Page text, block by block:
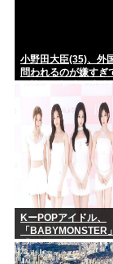
小野田大臣(35)、外
問われるのが嫌すぎ
員協会の招待を連続
KーPOPアイドル、
「BABYMONSTER
「RESCENE」の三
突入！